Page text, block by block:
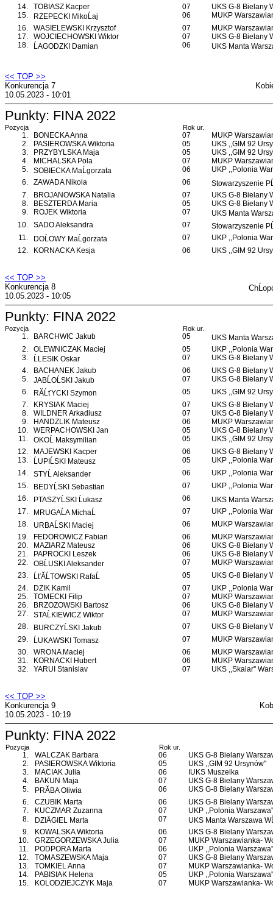
14.
TOBIASZ Kacper 07
UKS G-8 Bielany
15.
RZEPECKI MikoĹaj 06
MUKP
16.
WASIELEWSKI Krzysztof 07
MUKP
17.
WOJCIECHOWSKI Wiktor 07
UKS G-8 Bielany
18.
ĹAGODZKI Damian 06 UKS Manta
<< TOP >>
Konkurencja 7
10.05.2023 - 10:01
Punkty: FINA 2022
Pozycja Rok ur.
1. BONECKA Anna 07
MUKP
2.
PASIEROWSKA Wiktoria 05
UKS ,,GIM 92
3.
PRZYBYLSKA Maja 05
UKS ,,GIM 92
4.
MICHALSKA Pola 07
MUKP
5.
SOBIECKA MaĹgorzata 06
UKP ,,Polonia
6.
ZAWADA Nikola 06
Stowarzyszenie
7.
BROJANOWSKA Natalia 07
UKS G-8 Bielany
8.
BESZTERDA Maria 05
UKS G-8 Bielany
9.
ROJEK Wiktoria 07
UKS Manta
10.
SADO Aleksandra 07
Stowarzyszenie
11.
DOĹOWY MaĹgorzata 07
UKP ,,Polonia
12.
KORNACKA Kesja 06 UKS ,,GIM 92
<< TOP >>
Konkurencja 8
10.05.2023 - 10:05
Punkty: FINA 2022
Pozycja Rok ur.
1. BARCHWIC Jakub 05
UKS Manta
2.
OLEWNICZAK Maciej 05
UKP ,,Polonia
3.
ĹLESIK Oskar 07
UKS G-8 Bielany
4.
BACHANEK Jakub 06
UKS G-8 Bielany
5.
JABĹOĹSKI Jakub 07
UKS G-8 Bielany
6.
RĂĹťYCKI Szymon 05
UKS ,,GIM 92
7.
KRYSIAK Maciej 07
UKS G-8 Bielany
8.
WILDNER Arkadiusz 07
UKS G-8 Bielany
9.
HANDZLIK Mateusz 06
MUKP
10.
WERPACHOWSKI Jan 05
UKS G-8 Bielany
11.
OKOĹ Maksymilian 05
UKS ,,GIM 92
12.
MAJEWSKI Kacper 06
UKS G-8 Bielany
13.
ĹUPIĹSKI Mateusz 05
UKP ,,Polonia
14.
STYĹ Aleksander 06
UKP ,,Polonia
15.
BEDYĹSKI Sebastian 07
UKP ,,Polonia
16.
PTASZYĹSKI Ĺukasz 06
UKS Manta
17.
MRUGAĹA MichaĹ 07
UKP ,,Polonia
18.
URBAĹSKI Maciej 06
MUKP
19.
FEDOROWICZ Fabian 06
MUKP
20.
MAZIARZ Mateusz 06
UKS G-8 Bielany
21.
PAPROCKI Leszek 06
UKS G-8 Bielany
22.
OBĹUSKI Aleksander 07
MUKP
23.
ĹťĂĹTOWSKI RafaĹ 05
UKS G-8 Bielany
24.
DZIK Kamil 07
UKP ,,Polonia
25.
TOMECKI Filip 07
MUKP
26.
BRZOZOWSKI Bartosz 06
UKS G-8 Bielany
27.
STAĹKIEWICZ Wiktor 07
MUKP
28.
BURCZYĹSKI Jakub 07
UKS G-8 Bielany
29.
ĹUKAWSKI Tomasz 07
MUKP
30.
WRONA Maciej 06
MUKP
31.
KORNACKI Hubert 06
MUKP
32.
YARUI Stanislav 07 UKS ,,Skalar''
<< TOP >>
Konkurencja 9
10.05.2023 - 10:19
Punkty: FINA 2022
Pozycja Rok ur.
1. WALCZAK Barbara 06
UKS G-8 Bielany
2.
PASIEROWSKA Wiktoria 05
UKS ,,GIM 92 Ursynów''
3.
MACIAK Julia 06
IUKS Muszelka
4.
BAKUN Maja 07
UKS G-8 Bielany
5.
PRĂBA Oliwia 06
UKS G-8 Bielany
6.
CZUBIK Marta 06
UKS G-8 Bielany
7.
KUCZMAR Zuzanna 07
UKP ,,Polonia Warszawa''
8.
DZIÄGIEL Marta 07
UKS Manta Warszawa
9.
KOWALSKA Wiktoria 06
UKS G-8 Bielany
10.
GRZEGORZEWSKA Julia 07
MUKP Warszawianka-
11.
PODPORA Marta 06
UKP ,,Polonia Warszawa''
12.
TOMASZEWSKA Maja 07
UKS G-8 Bielany
13.
TOMKIEL Anna 07
MUKP Warszawianka-
14.
PABISIAK Helena 05
UKP ,,Polonia Warszawa''
15.
KOLODZIEJCZYK Maja 07 MUKP Warszawianka-